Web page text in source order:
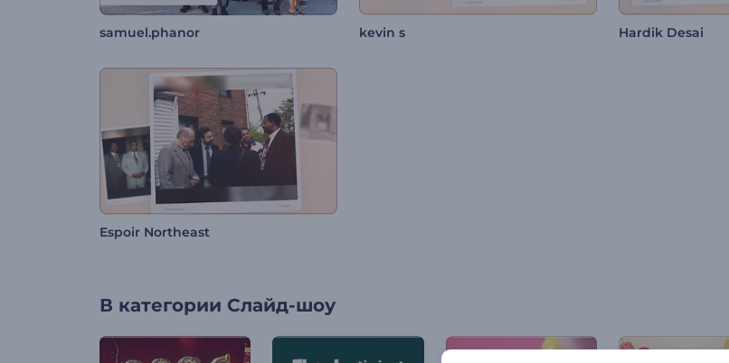
samuel.phanor kevin s Hardik Desai
Espoir Northeast
В категории Слайд-шоу